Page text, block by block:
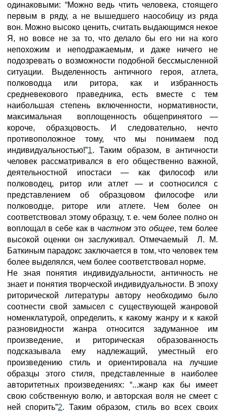
одинаковыми: “Можно ведь чтить человека, стоящего
первым в ряду, а не вышедшего наособицу из ряда
вон. Можно высоко ценить, считать выдающимся некое
Я, но вовсе не за то, что делало бы его ни на кого
непохожим и неподражаемым, и даже ничего не
подозревать о возможности подобной бессмысленной
ситуации. Выделенность античного героя, атлета,
полководца или ритора, как и избранность
средневекового праведника, есть вместе с тем
наибольшая степень включенности, нормативности,
максимальная воплощенность общепринятого —
короче, образцовость. И следовательно, нечто
противоположное тому, что мы понимаем под
индивидуальностью!”1. Таким образом, в античности
человек рассматривался в его общественно важной,
деятельностной ипостаси — как философ или
полководец, ритор или атлет — и соотносился с
представлением об образцовом философе или
полководце, риторе или атлете. Чем более он
соответствовал этому образцу, т. е. чем более полно он
воплощал в себе как в частном это общее, тем более
высокой оценки он заслуживал. Отмечаемый Л. М.
Баткиным парадокс заключается в том, что человек тем
более выделялся, чем более соответствовал норме.
Не зная понятия индивидуальности, античность не
знает и понятия творческой индивидуальности. В эпоху
риторической литературы автору необходимо было
соотнести свой замысел с существующей жанровой
номенклатурой, определить, к какому жанру и к какой
разновидности жанра относится задуманное им
произведение, и риторическая образованность
подсказывала ему надлежащий, уместный его
произведению стиль и ориентировала на лучшие
образцы этого стиля, представленные в наиболее
авторитетных произведениях: “...жанр как бы имеет
свою собственную волю, и авторская воля не смеет с
ней спорить”2. Таким образом, стиль во всех своих